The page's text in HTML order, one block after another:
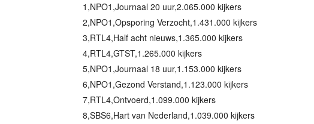
1,NPO1,Journaal 20 uur,2.065.000 kijkers
2,NPO1,Opsporing Verzocht,1.431.000 kijkers
3,RTL4,Half acht nieuws,1.365.000 kijkers
4,RTL4,GTST,1.265.000 kijkers
5,NPO1,Journaal 18 uur,1.153.000 kijkers
6,NPO1,Gezond Verstand,1.123.000 kijkers
7,RTL4,Ontvoerd,1.099.000 kijkers
8,SBS6,Hart van Nederland,1.039.000 kijkers